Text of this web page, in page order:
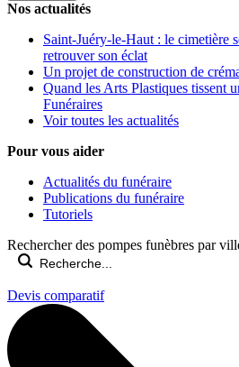
Nos actualités
Saint-Juéry-le-Haut : le cimetière
retrouver son éclat
Un projet de construction de
Quand les Arts Plastiques tissent
Funéraires
Voir toutes les actualités
Pour vous aider
Actualités du funéraire
Publications du funéraire
Tutoriels
Rechercher des pompes funèbres par
Devis comparatif